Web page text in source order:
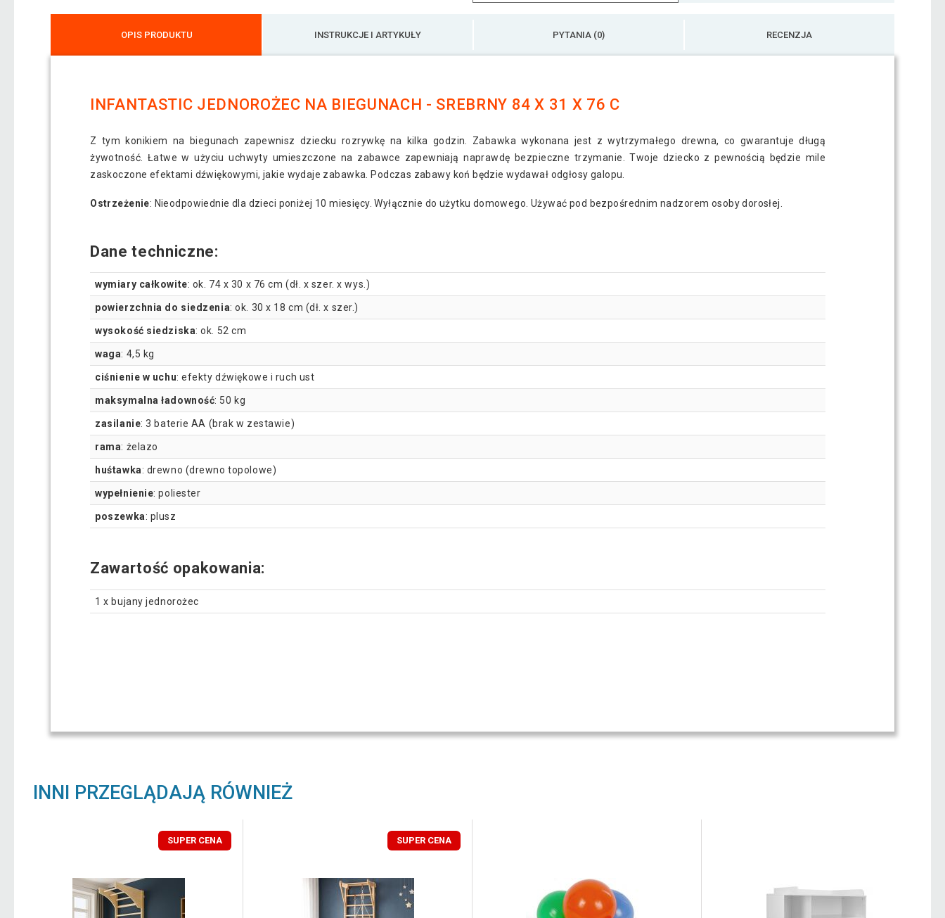
OPIS PRODUKTU INSTRUKCJE I ARTYKUŁY PYTANIA (0) RECENZJA
INFANTASTIC JEDNOROŻEC NA BIEGUNACH - SREBRNY 84 X 31 X 76 C
Z tym konikiem na biegunach zapewnisz dziecku rozrywkę na kilka godzin. Zabawka wykonana jest z wytrzymałego drewna, co gwarantuje długą
żywotność. Łatwe w użyciu uchwyty umieszczone na zabawce zapewniają naprawdę bezpieczne trzymanie. Twoje dziecko z pewnością będzie mile
zaskoczone efektami dźwiękowymi, jakie wydaje zabawka. Podczas zabawy koń będzie wydawał odgłosy galopu.
Ostrzeżenie: Nieodpowiednie dla dzieci poniżej 10 miesięcy. Wyłącznie do użytku domowego. Używać pod bezpośrednim nadzorem osoby dorosłej.
Dane techniczne:
wymiary całkowite: ok. 74 x 30 x 76 cm (dł. x szer. x wys.)
powierzchnia do siedzenia: ok. 30 x 18 cm (dł. x szer.)
wysokość siedziska: ok. 52 cm
waga: 4,5 kg
ciśnienie w uchu: efekty dźwiękowe i ruch ust
maksymalna ładowność: 50 kg
zasilanie: 3 baterie AA (brak w zestawie)
rama: żelazo
huśtawka: drewno (drewno topolowe)
wypełnienie: poliester
poszewka: plusz
Zawartość opakowania:
1 x bujany jednorożec
INNI PRZEGLĄDAJĄ RÓWNIEŻ
SUPER CENA SUPER CENA